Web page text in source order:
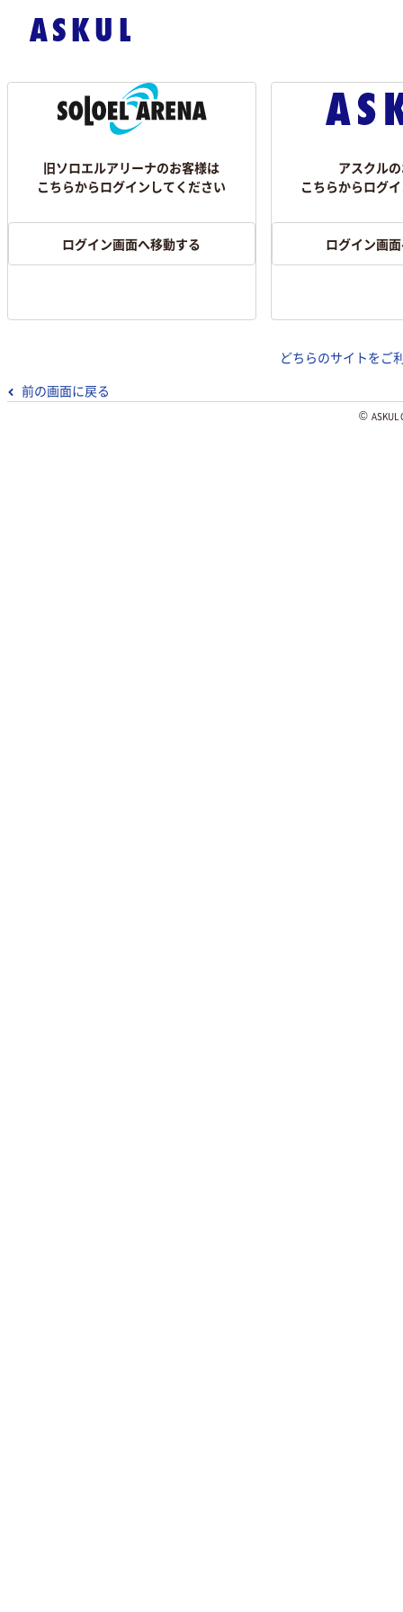
旧ソロエルアリーナのお客様は
こちらからログインしてください
ログイン画面へ移動する
アスクル
こちらからログ
ログイン画
どちらのサイトをご
前の画面に戻る
©